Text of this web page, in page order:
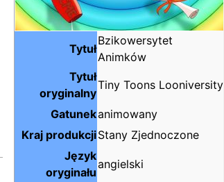
Tytuł
Bzikowersytet
Animków
Tytuł
oryginalny
Tiny Toons Looniversity
Gatunekanimowany
Kraj produkcjiStany Zjednoczone
Język
oryginału
angielski